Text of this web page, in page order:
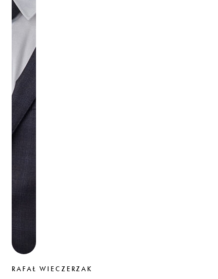
RAFAŁ WIECZERZAK